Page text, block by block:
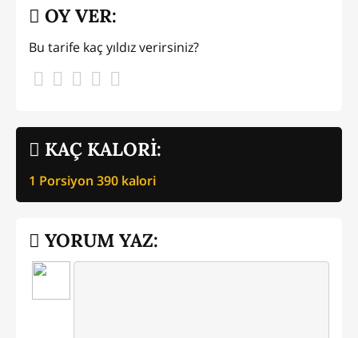
KAÇ KALORİ:
1 Porsiyon 390 kalori
OY VER:
Bu tarife kaç yıldız verirsiniz?
YORUM YAZ: